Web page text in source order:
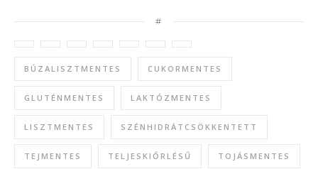
#
BÚZALISZTMENTES CUKORMENTES
GLUTÉNMENTES LAKTÓZMENTES
LISZTMENTES SZÉNHIDRÁTCSÖKKENTETT
TEJMENTES TELJESKIŐRLÉSŰ TOJÁSMENTES